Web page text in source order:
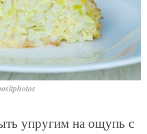
упругим на ощупь с